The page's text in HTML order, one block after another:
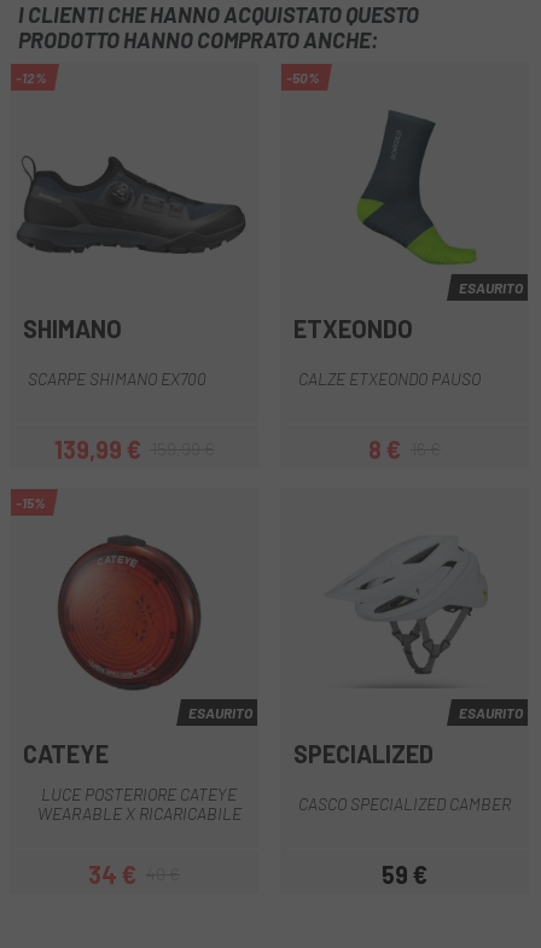
I CLIENTI CHE HANNO ACQUISTATO QUESTO
PRODOTTO HANNO COMPRATO ANCHE:
-12%
SHIMANO
SCARPE SHIMANO EX700
Prezzo
139,99 €Prezzo base
-50%
ESAURITO
ETXEONDO
CALZE ETXEONDO PAUSO
8 €
-15%
ESAURITO
CATEYE
LUCE POSTERIORE CATEYE
WEARABLE X RICARICABILE
Prezzo
34 €Prezzo base
ESAURITO
SPECIALIZED
CASCO SPECIALIZED CAMBER
Prezzo
59 €